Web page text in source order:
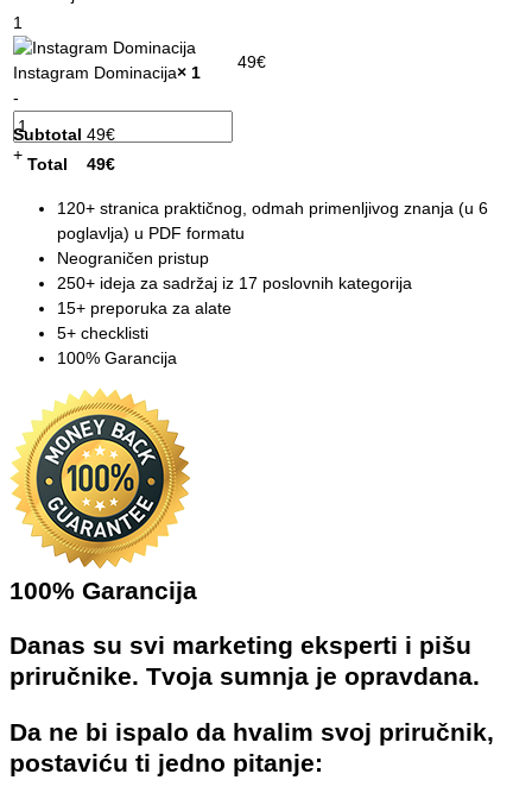
1
Instagram Dominacija× 1
-
+
49€
Subtotal 49€
Total
49€
120+ stranica praktičnog, odmah primenljivog znanja (u 6
poglavlja) u PDF formatu​
Neograničen pristup​
250+ ideja za sadržaj iz 17 poslovnih kategorija​
15+ preporuka za alate​
5+ checklisti ​
100% Garancija
100% Garancija
Danas su svi marketing eksperti i pišu
priručnike. Tvoja sumnja je opravdana.
Da ne bi ispalo da hvalim svoj priručnik,
postaviću ti jedno pitanje: